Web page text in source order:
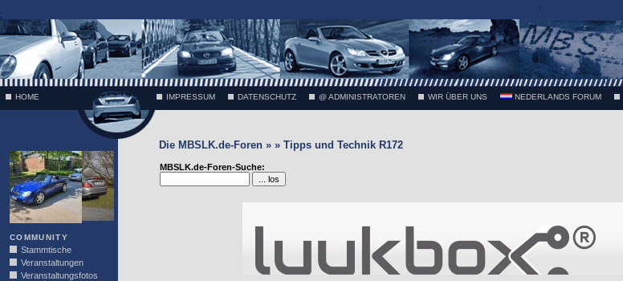
;
HOME IMPRESSUM DATENSCHUTZ @ ADMINISTRATOREN WIR ÜBER UNS NEDERLANDS FORUM
COMMUNITY
Stammtische
Veranstaltungen
Veranstaltungsfotos
Die MBSLK.de-Foren » » Tipps und Technik R172
MBSLK.de-Foren-Suche: